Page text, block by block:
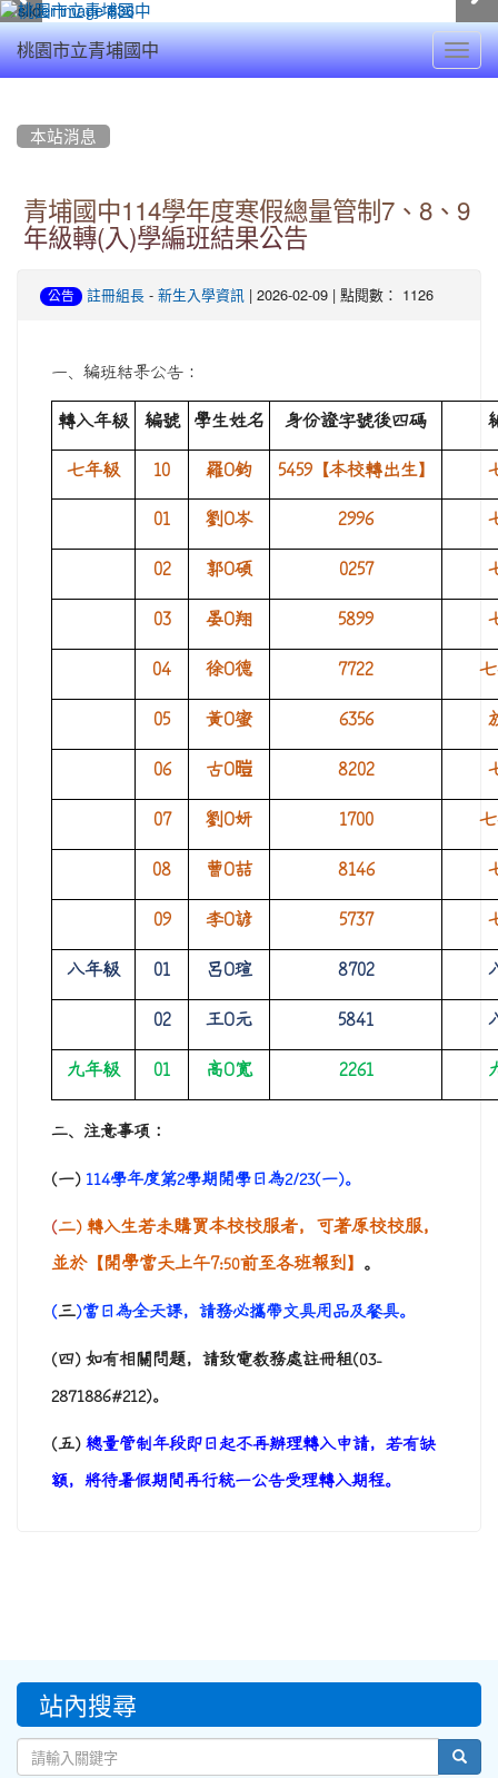
桃園市立青埔國中
本站消息
青埔國中114學年度寒假總量管制7、8、9
年級轉(入)學編班結果公告
公告 註冊組長 - 新生入學資訊 | 2026-02-09 | 點閱數： 1126
一、編班結果公告：
轉入年級 編號 學生姓名 身份證字號後四碼
七年級
10 羅O鈞 5459【本校轉出生】
01
劉O岑 2996
02
郭O碩 0257
03
晏O翔 5899
04
徐O德 7722
05
黃O蜜 6356
06
古O暟 8202
07
劉O妍 1700
08
曹O喆 8146
09
李O諺 5737
八年級
01 呂O瑄 8702
02
王O元 5841
九年級
01 高O寬 2261
二、注意事項：
(一) 114學年度第2學期開學日為2/23(一)。
(二)轉入生若未購買本校校服者， 可著原校校服，
並於【開學當天上午7:50前至各班報到】 。
(三)當日為全天課，請務必攜帶文具用品及餐具。
(四)如有相關問題，請致電教務處註冊組(03-
2871886#212)。
(五)總量管制年段即日起不再辦理轉入申請，若有缺
額，將待暑假期間再行統一公告受理轉入期程。
::: 站內搜尋